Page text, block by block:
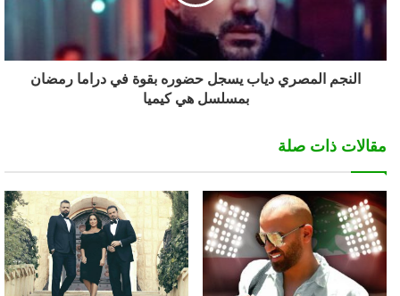
النجم المصري دياب يسجل حضوره بقوة في دراما رمضان
بمسلسل هي كيميا
مقالات ذات صلة